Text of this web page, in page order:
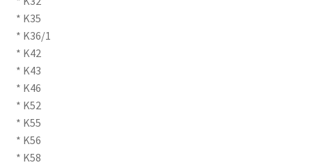
* K35
* K36/1
* K42
* K43
* K46
* K52
* K55
* K56
* K58